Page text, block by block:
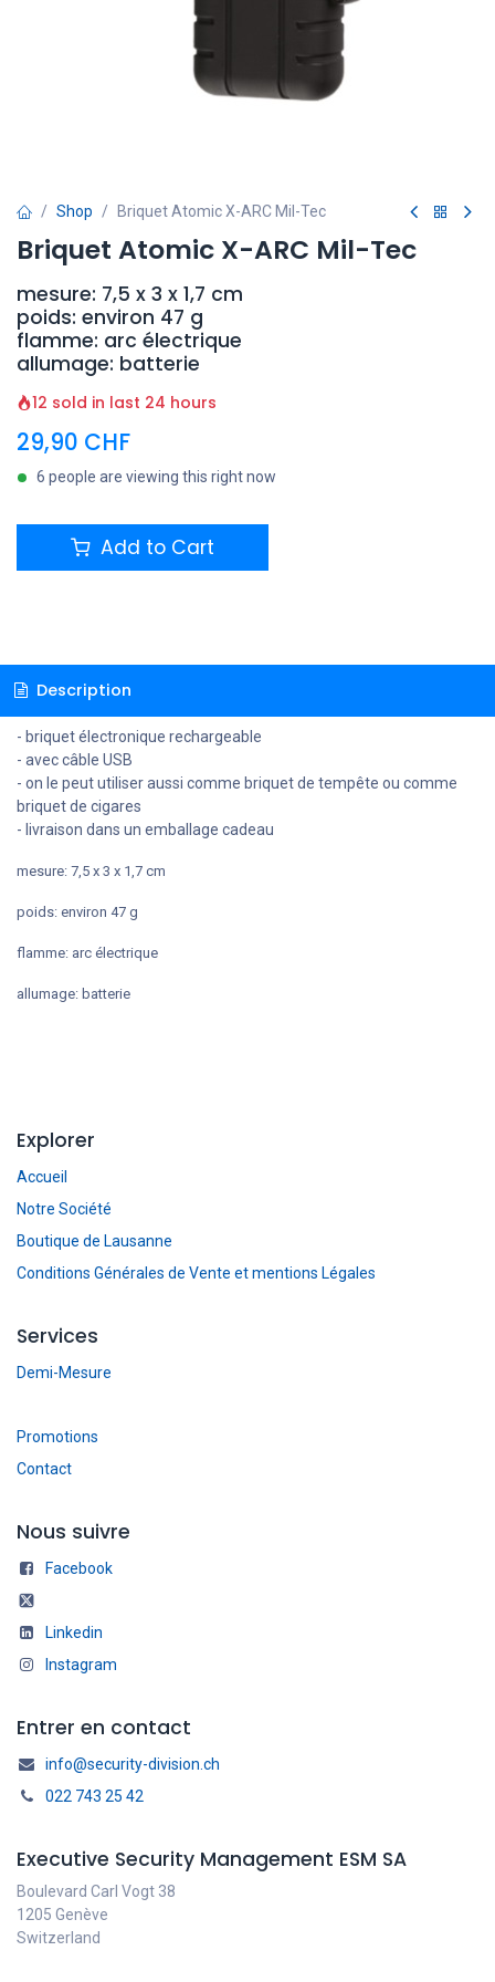
Shop Briquet Atomic X-ARC Mil-Tec
Briquet Atomic X-ARC Mil-Tec
mesure: 7,5 x 3 x 1,7 cm
poids: environ 47 g
flamme: arc électrique
allumage: batterie
12 sold in last 24 hours
29,90 CHF
6 people are viewing this right now
Add to Cart
Description
- briquet électronique rechargeable
- avec câble USB
- on le peut utiliser aussi comme briquet de tempête ou comme
briquet de cigares
- livraison dans un emballage cadeau
mesure: 7,5 x 3 x 1,7 cm
poids: environ 47 g
flamme: arc électrique
allumage: batterie
Explorer
Accueil
Notre Société
Boutique de Lausanne
Conditions Générales de Vente et mentions Légales
Services
Demi-Mesure
Promotions
Contact
Nous suivre
Facebook
Linkedin
Instagram
Entrer en contact
info@security-division.ch
022 743 25 42
Executive Security Management ESM SA
Boulevard Carl Vogt 38
1205 Genève
Switzerland